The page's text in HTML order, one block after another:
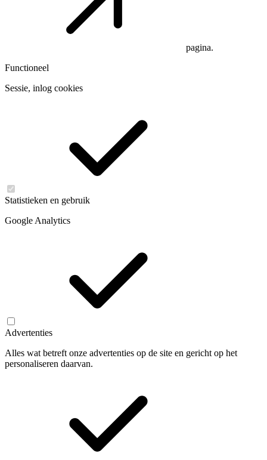
pagina.
Functioneel
Sessie, inlog cookies
Statistieken en gebruik
Google Analytics
Advertenties
Alles wat betreft onze advertenties op de site en gericht op het
personaliseren daarvan.